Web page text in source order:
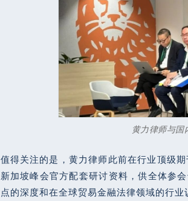
黄力律师与国
值得关注的是，黄力律师此前在行业顶级
新加坡峰会官方配套研讨资料，供全体参
点的深度和在全球贸易金融法律领域的行